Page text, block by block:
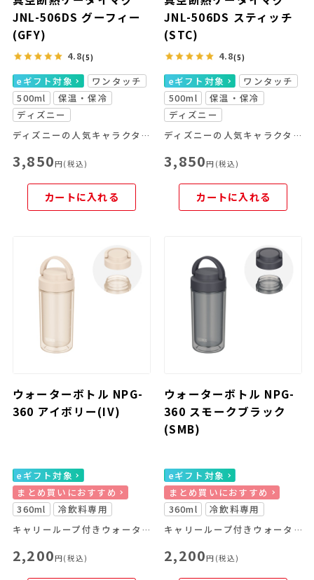
JNL-506DS グーフィー
(GFY)
4.8(5)
eギフト対象
ワンタッチ
500ml
保温・保冷
ディズニー
ディズニーの人気キャラクターを大胆にプリント。デザインのアクセントにエンボス加工をプラスした、特別な1本です。
3,850円(税込)
カートに入れる
JNL-506DS スティッチ
(STC)
4.8(5)
eギフト対象
ワンタッチ
500ml
保温・保冷
ディズニー
ディズニーの人気キャラクターを大胆にプリント。デザインのアクセントにエンボス加工をプラスした、特別な1本です。
3,850円(税込)
カートに入れる
ウォーターボトル NPG-
360 アイボリー(IV)
eギフト対象
まとめ買いにおすすめ
360ml
冷飲料専用
キャリーループ付きウォーターボトル
2,200円(税込)
ウォーターボトル NPG-
360 スモークブラック
(SMB)
eギフト対象
まとめ買いにおすすめ
360ml
冷飲料専用
キャリーループ付きウォーターボトル
2,200円(税込)